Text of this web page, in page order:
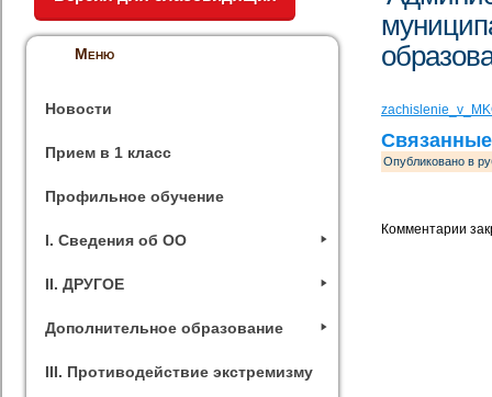
Меню
Новости
Прием в 1 класс
Профильное обучение
I. Сведения об ОО
II. ДРУГОЕ
Дополнительное образование
III. Противодействие экстремизму
Опубликовано в
Комментарии